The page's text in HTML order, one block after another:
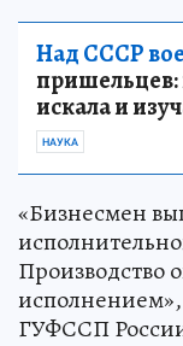
Над СССР
пришельцев:
искала и
НАУКА
«Бизнесмен
Производство
ГУФССП